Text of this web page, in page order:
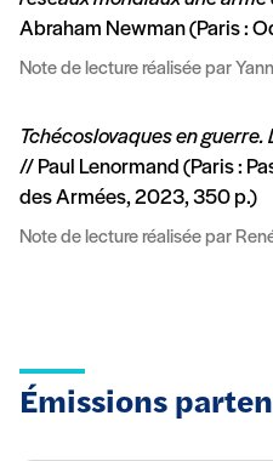
Abraham Newman (Paris :
Note de lecture réalisée par
Tchécoslovaques en
// Paul Lenormand (Paris :
des Armées, 2023, 350 p.)
Note de lecture réalisée par
Émissions